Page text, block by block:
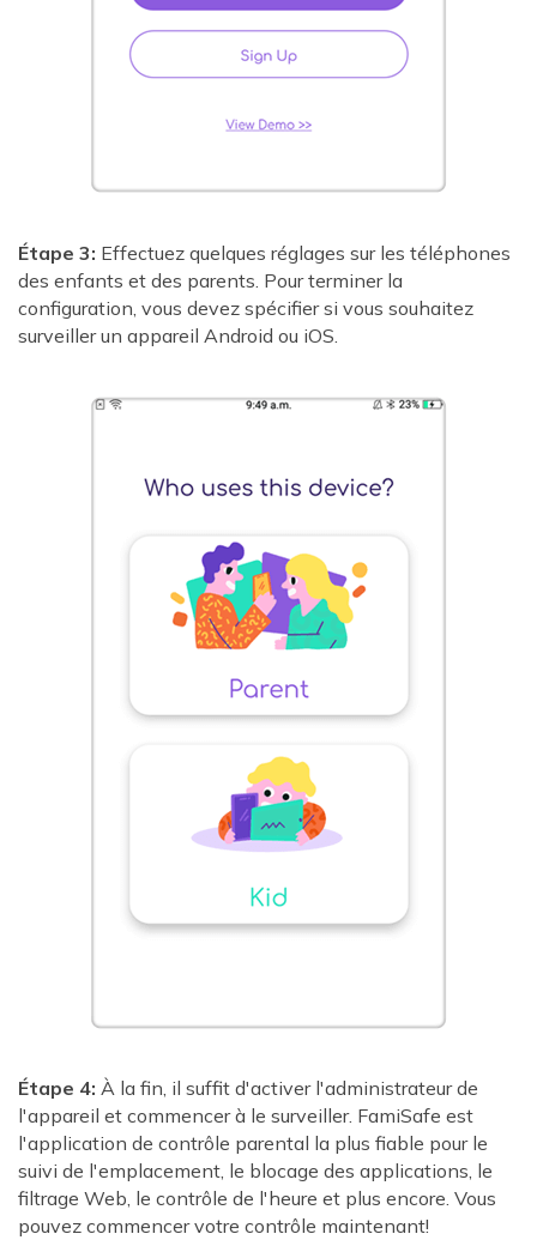
Étape 3: Effectuez quelques réglages sur les téléphones
des enfants et des parents. Pour terminer la
configuration, vous devez spécifier si vous souhaitez
surveiller un appareil Android ou iOS.
Étape 4: À la fin, il suffit d'activer l'administrateur de
l'appareil et commencer à le surveiller. FamiSafe est
l'application de contrôle parental la plus fiable pour le
suivi de l'emplacement, le blocage des applications, le
filtrage Web, le contrôle de l'heure et plus encore. Vous
pouvez commencer votre contrôle maintenant!